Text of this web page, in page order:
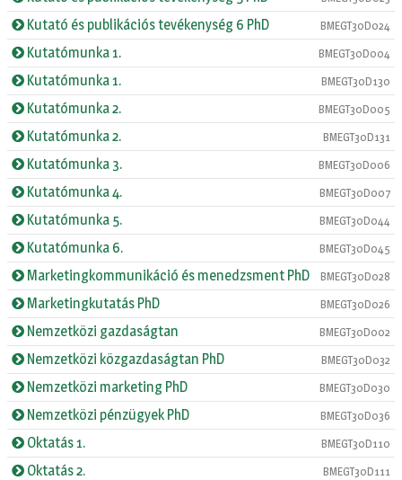
Kutató és publikációs tevékenység 6 PhD BMEGT30D024
Kutatómunka 1. BMEGT30D004
Kutatómunka 1. BMEGT30D130
Kutatómunka 2. BMEGT30D005
Kutatómunka 2. BMEGT30D131
Kutatómunka 3. BMEGT30D006
Kutatómunka 4. BMEGT30D007
Kutatómunka 5. BMEGT30D044
Kutatómunka 6. BMEGT30D045
Marketingkommunikáció és menedzsment PhD BMEGT30D028
Marketingkutatás PhD BMEGT30D026
Nemzetközi gazdaságtan BMEGT30D002
Nemzetközi közgazdaságtan PhD BMEGT30D032
Nemzetközi marketing PhD BMEGT30D030
Nemzetközi pénzügyek PhD BMEGT30D036
Oktatás 1. BMEGT30D110
Oktatás 2. BMEGT30D111